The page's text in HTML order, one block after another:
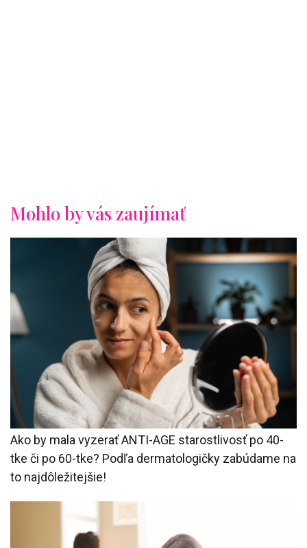
Mohlo by vás zaujímať
Ako by mala vyzerať ANTI-AGE starostlivosť po 40-
tke či po 60-tke? Podľa dermatologičky zabúdame na
to najdôležitejšie!